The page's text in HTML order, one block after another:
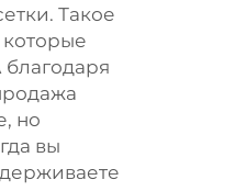
Такое
которые
но
вы